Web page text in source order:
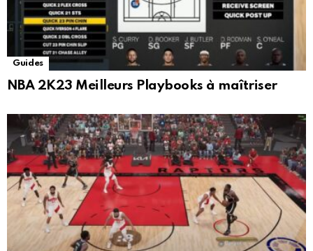
Guides
NBA 2K23 Meilleurs Playbooks à maîtriser